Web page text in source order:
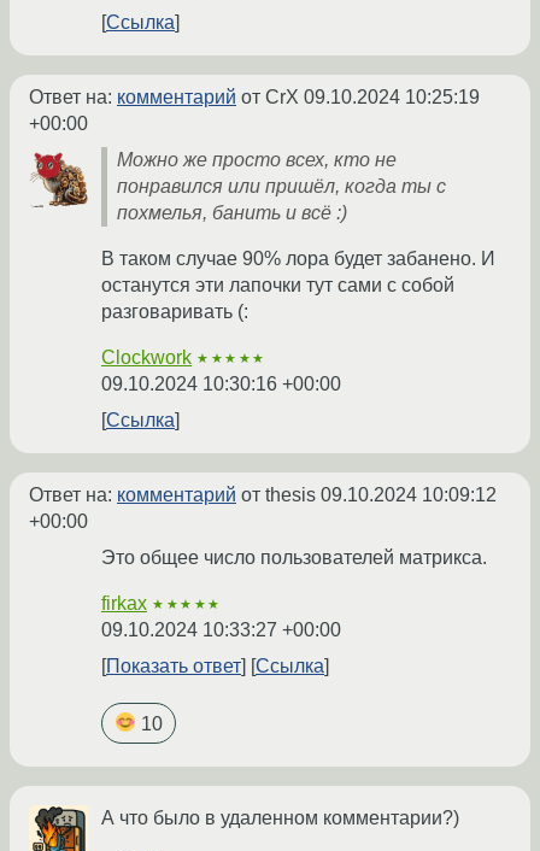
Ссылка
Ответ на: комментарий от CrX 09.10.2024 10:25:19
+00:00
Можно же просто всех, кто не
понравился или пришёл, когда ты с
похмелья, банить и всё :)
В таком случае 90% лора будет забанено. И
останутся эти лапочки тут сами с собой
разговаривать (:
Clockwork ★★★★★
09.10.2024 10:30:16 +00:00
Ссылка
Ответ на: комментарий от thesis 09.10.2024 10:09:12
+00:00
Это общее число пользователей матрикса.
firkax ★★★★★
09.10.2024 10:33:27 +00:00
Показать ответ
Ссылка
10
А что было в удаленном комментарии?)